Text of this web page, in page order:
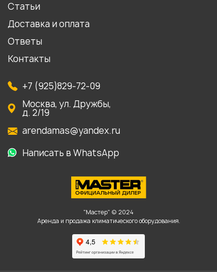
Статьи
Доставка и оплата
Ответы
Контакты
+7 (925)829-72-09
Москва, ул. Дружбы,
д. 2/19
arendamas@yandex.ru
Написать в WhatsApp
"Мастер" © 2024
Аренда и продажа климатического оборудования.